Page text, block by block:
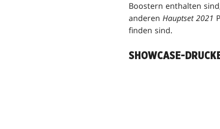
Boostern enthalten
anderen Hauptset 2021
finden sind.
SHOWCASE-